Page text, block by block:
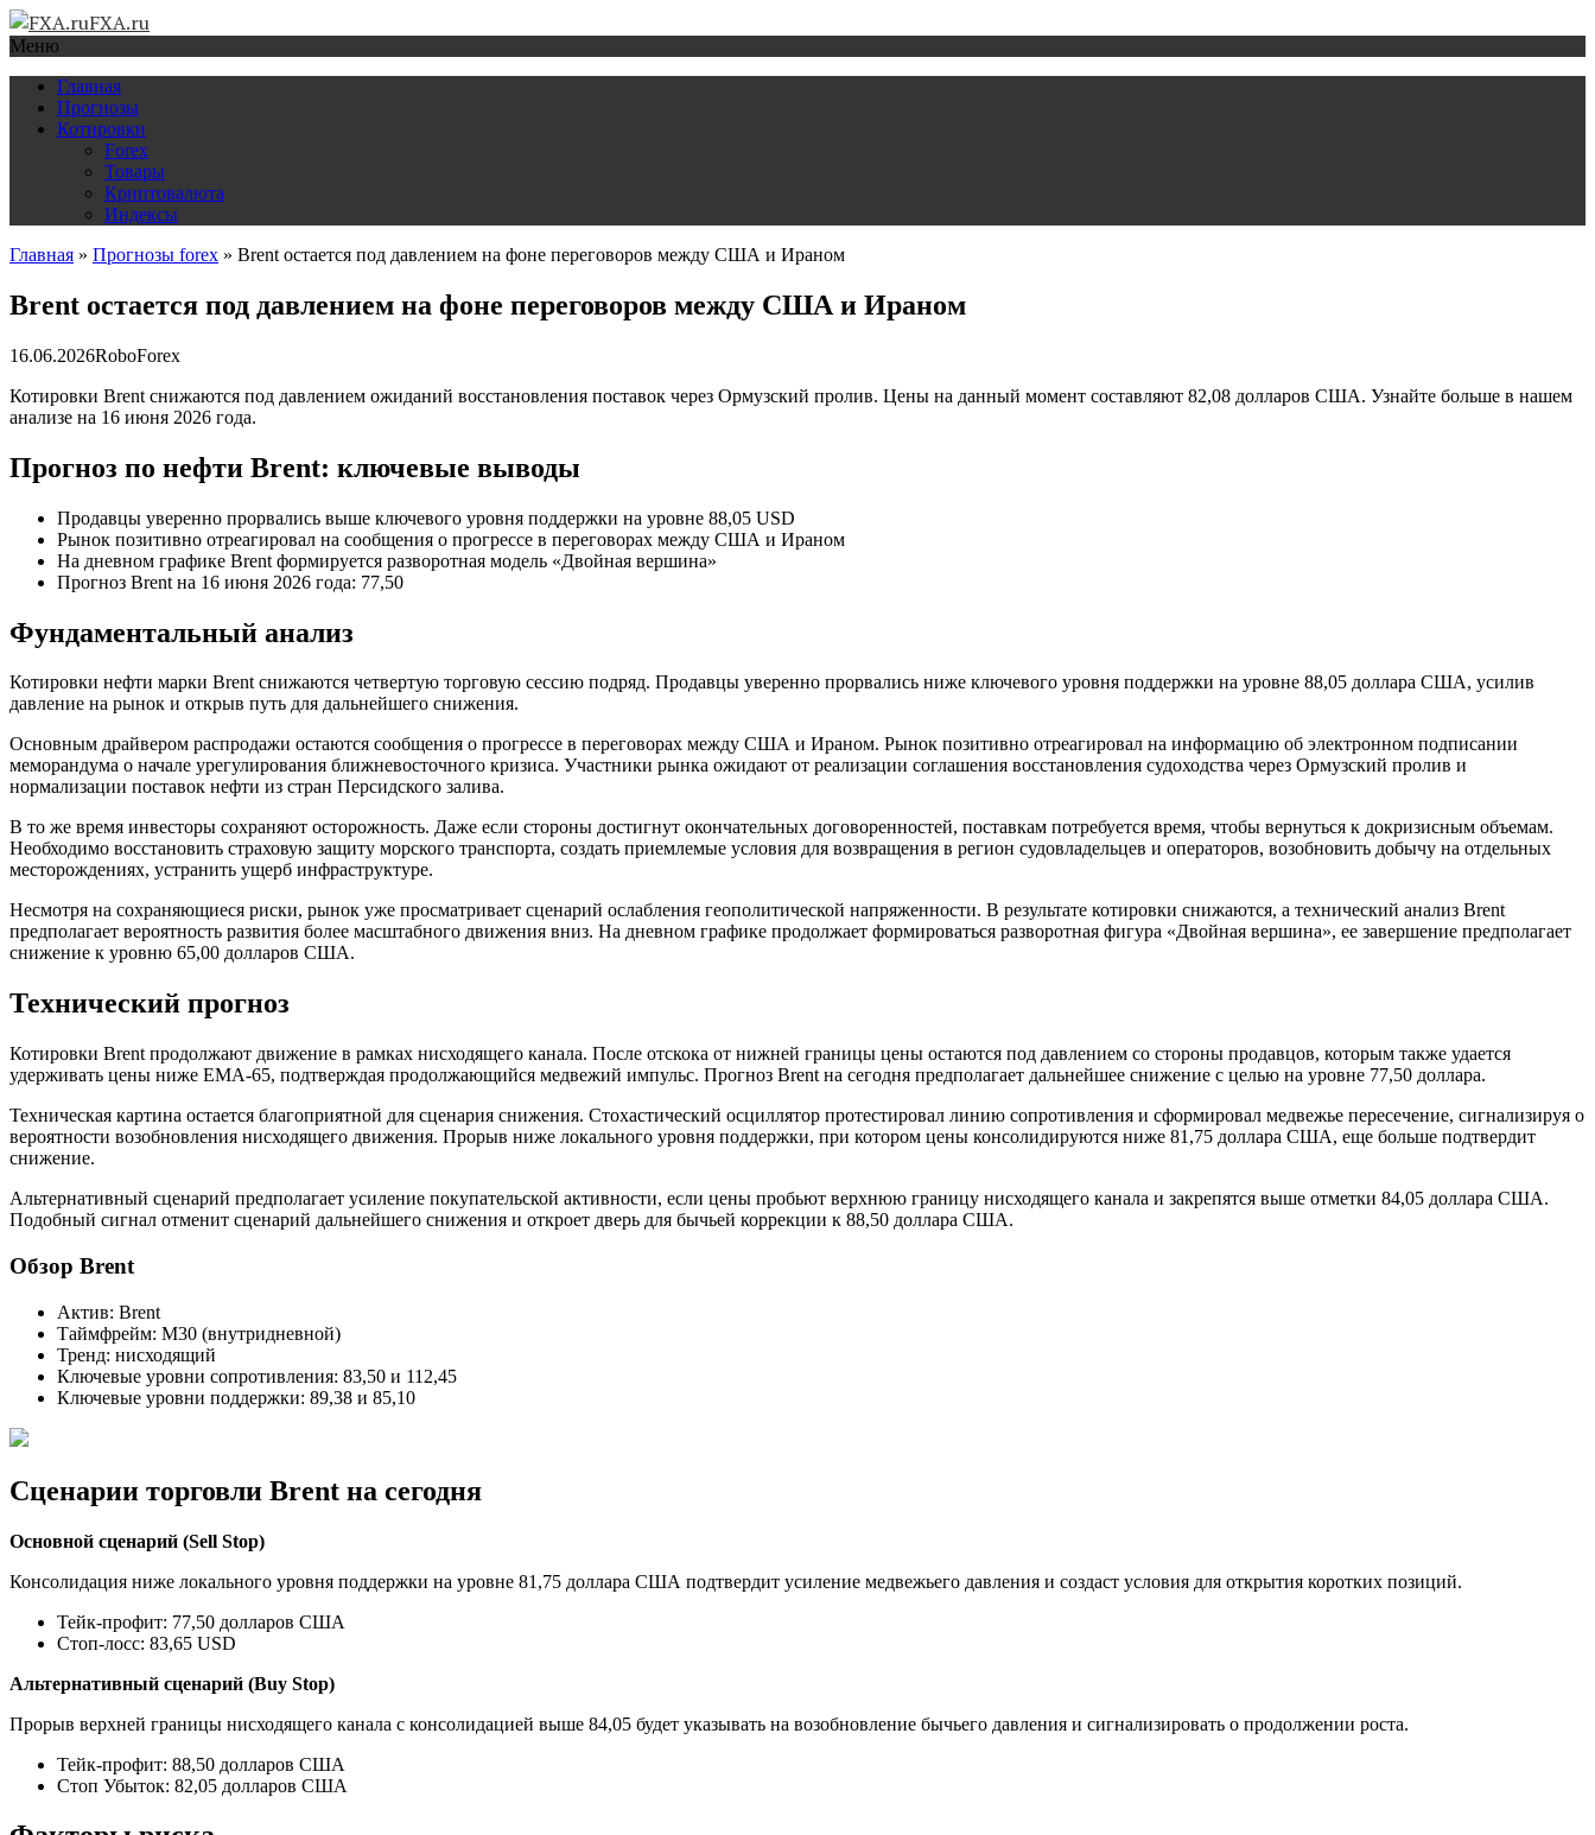
FXA.ru
Меню
Главная
Прогнозы
Котировки
Forex
Товары
Криптовалюта
Индексы
Главная » Прогнозы forex » Brent остается под давлением на фоне переговоров между США и Ираном
Brent остается под давлением на фоне переговоров между США и Ираном
16.06.2026RoboForex
Котировки Brent снижаются под давлением ожиданий восстановления поставок через Ормузский пролив. Цены на данный момент составляют 82,08 долларов США. Узнайте больше в нашем
анализе на 16 июня 2026 года.
Прогноз по нефти Brent: ключевые выводы
Продавцы уверенно прорвались выше ключевого уровня поддержки на уровне 88,05 USD
Рынок позитивно отреагировал на сообщения о прогрессе в переговорах между США и Ираном
На дневном графике Brent формируется разворотная модель «Двойная вершина»
Прогноз Brent на 16 июня 2026 года: 77,50
Фундаментальный анализ
Котировки нефти марки Brent снижаются четвертую торговую сессию подряд. Продавцы уверенно прорвались ниже ключевого уровня поддержки на уровне 88,05 доллара США, усилив
давление на рынок и открыв путь для дальнейшего снижения.
Основным драйвером распродажи остаются сообщения о прогрессе в переговорах между США и Ираном. Рынок позитивно отреагировал на информацию об электронном подписании
меморандума о начале урегулирования ближневосточного кризиса. Участники рынка ожидают от реализации соглашения восстановления судоходства через Ормузский пролив и
нормализации поставок нефти из стран Персидского залива.
В то же время инвесторы сохраняют осторожность. Даже если стороны достигнут окончательных договоренностей, поставкам потребуется время, чтобы вернуться к докризисным объемам.
Необходимо восстановить страховую защиту морского транспорта, создать приемлемые условия для возвращения в регион судовладельцев и операторов, возобновить добычу на отдельных
месторождениях, устранить ущерб инфраструктуре.
Несмотря на сохраняющиеся риски, рынок уже просматривает сценарий ослабления геополитической напряженности. В результате котировки снижаются, а технический анализ Brent
предполагает вероятность развития более масштабного движения вниз. На дневном графике продолжает формироваться разворотная фигура «Двойная вершина», ее завершение предполагает
снижение к уровню 65,00 долларов США.
Технический прогноз
Котировки Brent продолжают движение в рамках нисходящего канала. После отскока от нижней границы цены остаются под давлением со стороны продавцов, которым также удается
удерживать цены ниже EMA-65, подтверждая продолжающийся медвежий импульс. Прогноз Brent на сегодня предполагает дальнейшее снижение с целью на уровне 77,50 доллара.
Техническая картина остается благоприятной для сценария снижения. Стохастический осциллятор протестировал линию сопротивления и сформировал медвежье пересечение, сигнализируя о
вероятности возобновления нисходящего движения. Прорыв ниже локального уровня поддержки, при котором цены консолидируются ниже 81,75 доллара США, еще больше подтвердит
снижение.
Альтернативный сценарий предполагает усиление покупательской активности, если цены пробьют верхнюю границу нисходящего канала и закрепятся выше отметки 84,05 доллара США.
Подобный сигнал отменит сценарий дальнейшего снижения и откроет дверь для бычьей коррекции к 88,50 доллара США.
Обзор Brent
Актив: Brent
Таймфрейм: M30 (внутридневной)
Тренд: нисходящий
Ключевые уровни сопротивления: 83,50 и 112,45
Ключевые уровни поддержки: 89,38 и 85,10
Сценарии торговли Brent на сегодня
Основной сценарий (Sell Stop)
Консолидация ниже локального уровня поддержки на уровне 81,75 доллара США подтвердит усиление медвежьего давления и создаст условия для открытия коротких позиций.
Тейк-профит: 77,50 долларов США
Стоп-лосс: 83,65 USD
Альтернативный сценарий (Buy Stop)
Прорыв верхней границы нисходящего канала с консолидацией выше 84,05 будет указывать на возобновление бычьего давления и сигнализировать о продолжении роста.
Тейк-профит: 88,50 долларов США
Стоп Убыток: 82,05 долларов США